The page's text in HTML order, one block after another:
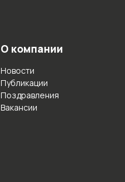
О компании
Новости
Публикации
Поздравления
Вакансии